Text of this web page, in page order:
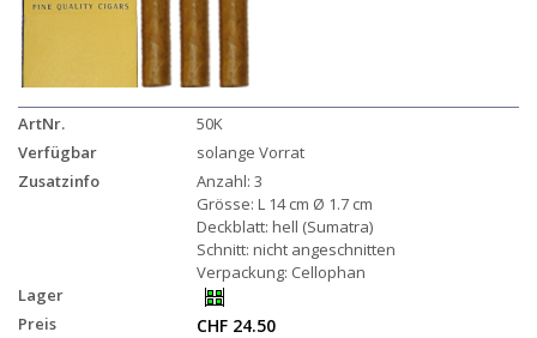
ArtNr.
50K
Verfügbar
solange Vorrat
Zusatzinfo
Anzahl: 3
Grösse: L 14 cm Ø 1.7 cm
Deckblatt: hell (Sumatra)
Schnitt: nicht angeschnitten
Verpackung: Cellophan
Lager
Preis
CHF 24.50